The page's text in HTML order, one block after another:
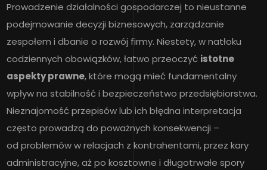
Prowadzenie działalności gospodarczej to nieustanne
podejmowanie decyzji biznesowych, zarządzanie
zespołem i dbanie o rozwój firmy. Niestety, w natłoku
codziennych obowiązków, łatwo przeoczyć istotne
aspekty prawne, które mogą mieć fundamentalny
wpływ na stabilność i bezpieczeństwo przedsiębiorstwa.
Nieznajomość przepisów lub ich błędna interpretacja
często prowadzą do poważnych konsekwencji –
od problemów w relacjach z kontrahentami, przez kary
administracyjne, aż po kosztowne i długotrwałe spory